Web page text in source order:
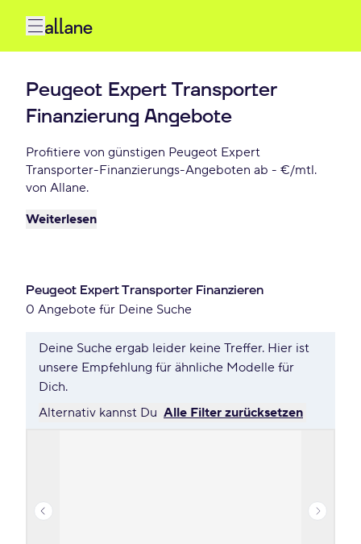
Peugeot Expert Transporter
Finanzierung Angebote
Profitiere von günstigen Peugeot Expert
Transporter-Finanzierungs-Angeboten ab - €/mtl.
von Allane.
Weiterlesen
Peugeot Expert Transporter Finanzieren
0 Angebote für Deine Suche
Deine Suche ergab leider keine Treffer. Hier ist
unsere Empfehlung für ähnliche Modelle für
Dich.
Alternativ kannst Du Alle Filter zurücksetzen